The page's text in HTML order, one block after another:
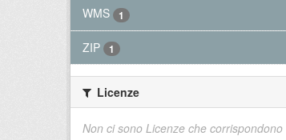
WMS
1
ZIP 1
Licenze
Non ci sono Licenze che corrispondono